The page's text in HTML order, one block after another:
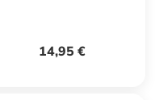
14,95 €